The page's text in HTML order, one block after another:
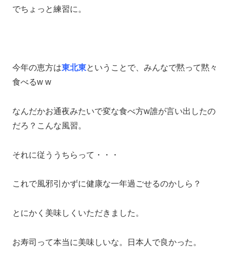
でちょっと練習に。
今年の恵方は東北東ということで、みんなで黙って黙々
食べるw w
なんだかお通夜みたいで変な食べ方w誰が言い出したの
だろ？こんな風習。
それに従ううちらって・・・
これで風邪引かずに健康な一年過ごせるのかしら？
とにかく美味しくいただきました。
お寿司って本当に美味しいな。日本人で良かった。